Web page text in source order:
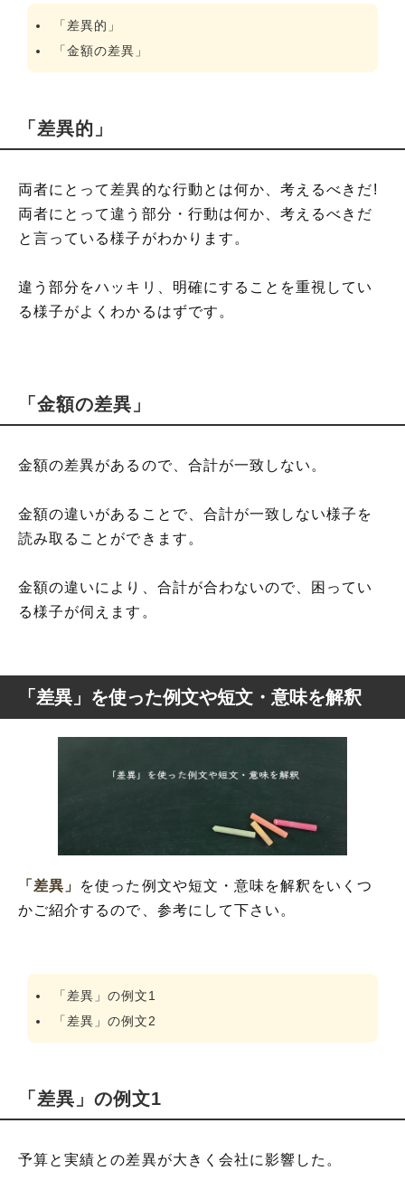
「差異的」
「金額の差異」
「差異的」
両者にとって差異的な行動とは何か、考えるべきだ!
両者にとって違う部分・行動は何か、考えるべきだ
と言っている様子がわかります。
違う部分をハッキリ、明確にすることを重視してい
る様子がよくわかるはずです。
「金額の差異」
金額の差異があるので、合計が一致しない。
金額の違いがあることで、合計が一致しない様子を
読み取ることができます。
金額の違いにより、合計が合わないので、困ってい
る様子が伺えます。
「差異」を使った例文や短文・意味を解釈
「差異」
を使った例文や短文・意味を解釈をいくつ
かご紹介するので、参考にして下さい。
「差異」の例文1
「差異」の例文2
「差異」の例文1
予算と実績との差異が大きく会社に影響した。